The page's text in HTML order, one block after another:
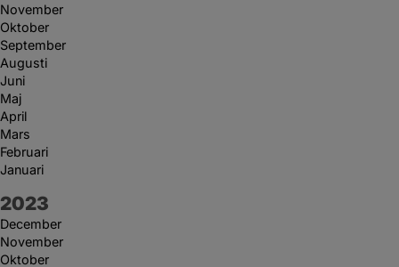
November
Oktober
September
Augusti
Juni
Maj
April
Mars
Februari
Januari
År:
2023
December
November
Oktober